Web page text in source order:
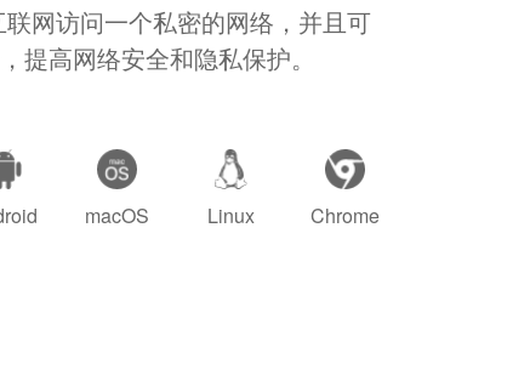
网访问一个私密的网络，并且可
提高网络安全和隐私保护。
macOS Linux Chrome